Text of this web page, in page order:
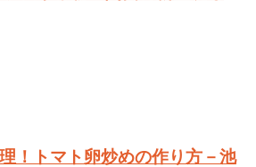
！トマト卵炒めの作り方－池